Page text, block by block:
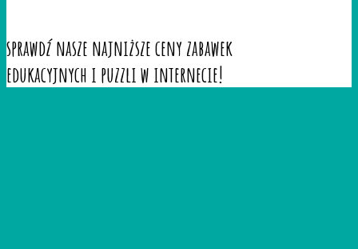
sprawdź nasze najniższe ceny zabawek
edukacyjnych i puzzli w internecie!